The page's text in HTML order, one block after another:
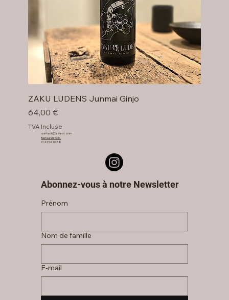
ZAKU LUDENS Junmai Ginjo
Prix
64,00 €
TVA Incluse
Abonnez-vous à notre Newsletter
Prénom
Nom de famille
E‑mail
contact@sola-cc.com
Restaurant Sola
01 43 54 10 88